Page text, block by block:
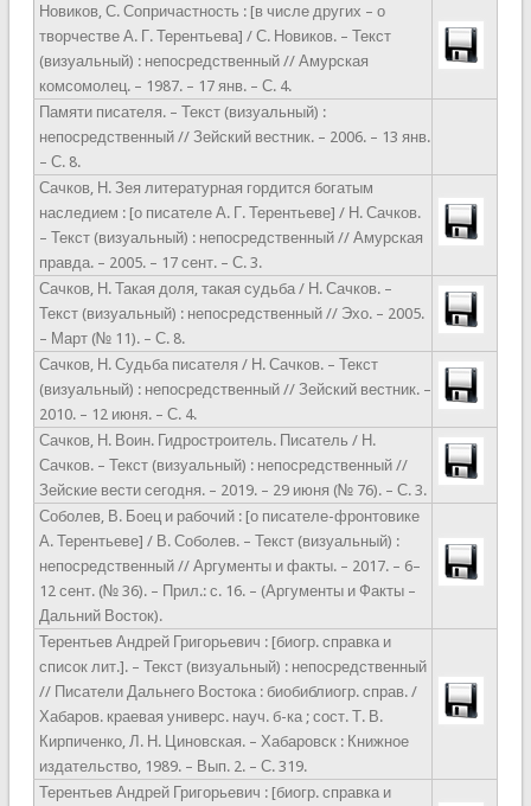
Новиков, С. Сопричастность : [в числе других – о
творчестве А. Г. Терентьева] / С. Новиков. – Текст
(визуальный) : непосредственный // Амурская
комсомолец. – 1987. – 17 янв. – С. 4.
Памяти писателя. – Текст (визуальный) :
непосредственный // Зейский вестник. – 2006. – 13 янв.
– С. 8.
Сачков, Н. Зея литературная гордится богатым
наследием : [о писателе А. Г. Терентьеве] / Н. Сачков.
– Текст (визуальный) : непосредственный // Амурская
правда. – 2005. – 17 сент. – С. 3.
Сачков, Н. Такая доля, такая судьба / Н. Сачков. –
Текст (визуальный) : непосредственный // Эхо. – 2005.
– Март (№ 11). – С. 8.
Сачков, Н. Судьба писателя / Н. Сачков. – Текст
(визуальный) : непосредственный // Зейский вестник. –
2010. – 12 июня. – С. 4.
Сачков, Н. Воин. Гидростроитель. Писатель / Н.
Сачков. – Текст (визуальный) : непосредственный //
Зейские вести сегодня. – 2019. – 29 июня (№ 76). – С. 3.
Соболев, В. Боец и рабочий : [о писателе-фронтовике
А. Терентьеве] / В. Соболев. – Текст (визуальный) :
непосредственный // Аргументы и факты. – 2017. – 6–
12 сент. (№ 36). – Прил.: с. 16. – (Аргументы и Факты –
Дальний Восток).
Терентьев Андрей Григорьевич : [биогр. справка и
список лит.]. – Текст (визуальный) : непосредственный
// Писатели Дальнего Востока : биобиблиогр. справ. /
Хабаров. краевая универс. науч. б-ка ; сост. Т. В.
Кирпиченко, Л. Н. Циновская. – Хабаровск : Книжное
издательство, 1989. – Вып. 2. – С. 319.
Терентьев Андрей Григорьевич : [биогр. справка и